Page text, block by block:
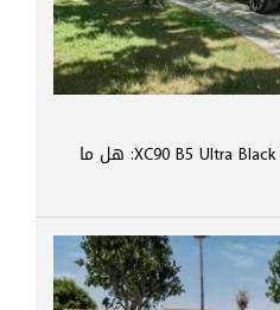
تجربة فولفو XC90 B5 Ultra Black Edition 2026: هل ما